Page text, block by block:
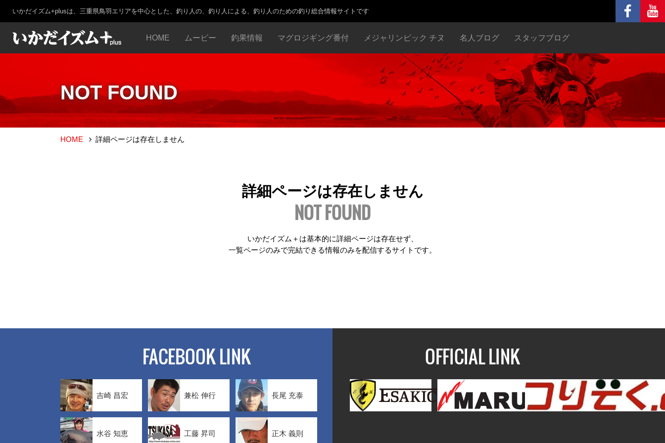
いかだイズム+plusは、三重県鳥羽エリアを中心とした、釣り人の、釣り人による、釣り人のための釣り総合情報サイトです
HOME ムービー 釣果情報 マグロジギング番付 メジャリンピック チヌ 名人ブログ スタッフブログ
NOT FOUND
HOME 詳細ページは存在しません
詳細ページは存在しません
NOT FOUND
いかだイズム＋は基本的に詳細ページは存在せず、
一覧ページのみで完結できる情報のみを配信するサイトです。
FACEBOOK LINK
吉崎 昌宏 兼松 伸行 長尾 充泰
水谷 知恵 工藤 昇司 正木 義則
OFFICIAL LINK